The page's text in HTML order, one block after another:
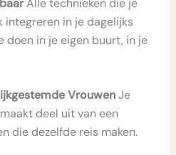
integreren in je dagelijks
doen in je eigen buurt, in je
VrouwenJe
deel uit van een
die dezelfde reis maken.